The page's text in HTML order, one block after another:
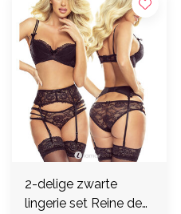
2-delige zwarte
lingerie set Reine de